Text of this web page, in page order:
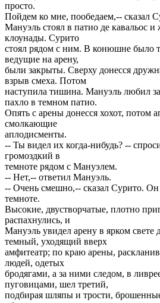
просто.
Пойдем ко мне, пообедаем,-- сказал
Мануэль стоял в патио де кавальос и
клоунады. Сурито
стоял рядом с ним. В конюшне было
ведущие на арену,
были закрыты. Сверху донесся
взрыв смеха. Потом
наступила тишина. Мануэль любил
пахло в темном патио.
Опять с арены донесся хохот, потом
смолкающие
аплодисменты.
-- Ты видел их когда-нибудь? --
громоздкий в
темноте рядом с Мануэлем.
-- Нет,-- ответил Мануэль.
-- Очень смешно,-- сказал Сурито. Он
темноте.
Высокие, двустворчатые, плотно
распахнулись, и
Мануэль увидел арену в ярком свете
темный, уходящий вверх
амфитеатр; по краю арены,
людей, одетых
бродягами, а за ними следом, в
пуговицами, шел третий,
подбирая шляпы и трости,